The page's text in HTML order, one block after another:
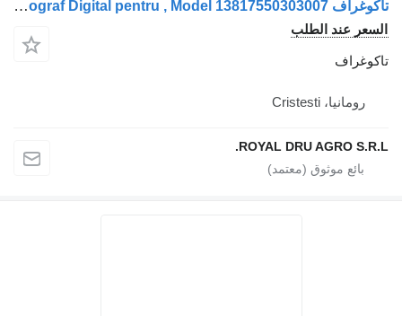
تاكوغراف Tahograf Digital pentru , Model 13817550303007 لـ الشاحنات Volvo VDO
عند الطلب
رومانيا، Cristesti
ROYAL DRU AGRO